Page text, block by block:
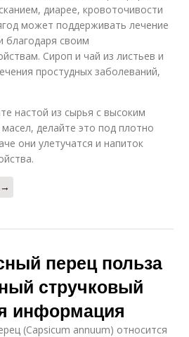
диарее, кровоточивости
может поддерживать лечение
благодаря своим
Сироп и чай из листьев и
простудных заболеваний,
настой из сырья с высоким
делайте это под плотно
они улетучатся и напиток
→
перец польза
стручковый
информация
(Capsicum annuum) относится